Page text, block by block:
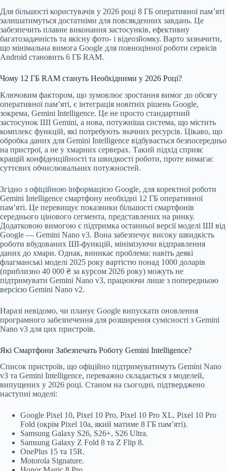
Для більшості користувачів у 2026 році 8 ГБ оперативної пам’яті
залишатимуться достатніми для повсякденних завдань. Це
забезпечить плавне виконання застосунків, ефективну
багатозадачність та якісну фото- і відеозйомку. Варто зазначити,
що мінімальна вимога Google для повноцінної роботи сервісів
Android становить 6 ГБ RAM.
Чому 12 ГБ RAM стануть Необхідними у 2026 Році?
Ключовим фактором, що зумовлює зростання вимог до обсягу
оперативної пам’яті, є інтеграція новітніх рішень Google,
зокрема, Gemini Intelligence. Це не просто стандартний
застосунок ШІ Gemini, а нова, потужніша система, що містить
комплекс функцій, які потребують значних ресурсів. Цікаво, що
обробка даних для Gemini Intelligence відбувається безпосередньо
на пристрої, а не у хмарних серверах. Такий підхід сприяє
кращій конфіденційності та швидкості роботи, проте вимагає
суттєвих обчислювальних потужностей.
Згідно з офіційною інформацією Google, для коректної роботи
Gemini Intelligence смартфону необхідні 12 ГБ оперативної
пам’яті. Це перевищує показники більшості смартфонів
середнього цінового сегмента, представлених на ринку.
Додатковою вимогою є підтримка останньої версії моделі ШІ від
Google — Gemini Nano v3. Вона забезпечує високу швидкість
роботи вбудованих ШІ-функцій, мінімізуючи відправлення
даних до хмари. Однак, виникає проблема: навіть деякі
флагманські моделі 2025 року вартістю понад 1000 доларів
(приблизно 40 000 ₴ за курсом 2026 року) можуть не
підтримувати Gemini Nano v3, працюючи лише з попередньою
версією Gemini Nano v2.
Наразі невідомо, чи планує Google випускати оновлення
програмного забезпечення для розширення сумісності з Gemini
Nano v3 для цих пристроїв.
Які Смартфони Забезпечать Роботу Gemini Intelligence?
Список пристроїв, що офіційно підтримуватимуть Gemini Nano
v3 та Gemini Intelligence, переважно складається з моделей,
випущених у 2026 році. Станом на сьогодні, підтверджено
наступні моделі:
Google Pixel 10, Pixel 10 Pro, Pixel 10 Pro XL, Pixel 10 Pro
Fold (окрім Pixel 10a, який матиме 8 ГБ пам’яті).
Samsung Galaxy S26, S26+, S26 Ultra.
Samsung Galaxy Z Fold 8 та Z Flip 8.
OnePlus 15 та 15R.
Motorola Signature.